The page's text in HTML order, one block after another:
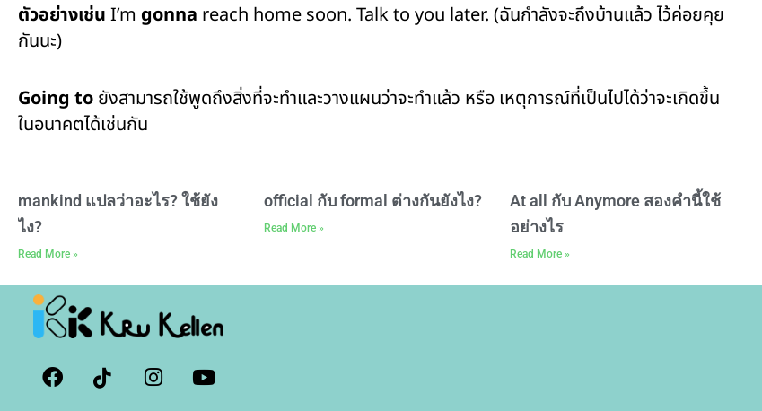
ตัวอย่างเช่น I’m gonna reach home soon. Talk to you later. (ฉันกำลังจะถึงบ้านแล้ว ไว้ค่อยคุย
กันนะ)
Going to ยังสามารถใช้พูดถึงสิ่งที่จะทำและวางแผนว่าจะทำแล้ว หรือ เหตุการณ์ที่เป็นไปได้ว่าจะเกิดขึ้น
ในอนาคตได้เช่นกัน
mankind แปลว่าอะไร? ใช้ยัง
ไง?
Read More »
official กับ formal ต่างกันยังไง?
Read More »
At all กับ Anymore สองคำนี้ใช้
อย่างไร
Read More »
F
a
I
c
I
n
Y
o